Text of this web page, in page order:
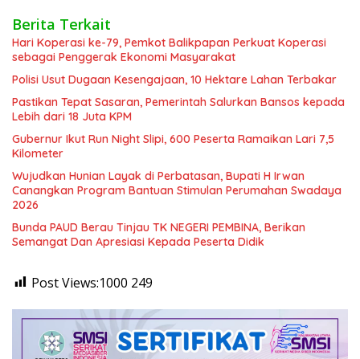
Berita Terkait
Hari Koperasi ke-79, Pemkot Balikpapan Perkuat Koperasi
sebagai Penggerak Ekonomi Masyarakat
Polisi Usut Dugaan Kesengajaan, 10 Hektare Lahan Terbakar
Pastikan Tepat Sasaran, Pemerintah Salurkan Bansos kepada
Lebih dari 18 Juta KPM
Gubernur Ikut Run Night Slipi, 600 Peserta Ramaikan Lari 7,5
Kilometer
Wujudkan Hunian Layak di Perbatasan, Bupati H Irwan
Canangkan Program Bantuan Stimulan Perumahan Swadaya
2026
Bunda PAUD Berau Tinjau TK NEGERI PEMBINA, Berikan
Semangat Dan Apresiasi Kepada Peserta Didik
Post Views:1000 249